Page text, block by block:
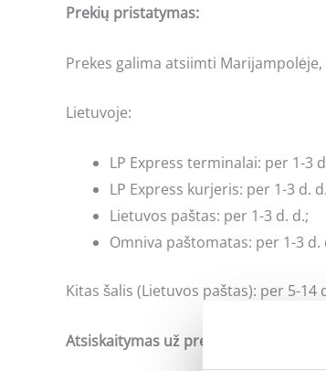
Prekių pristatymas:
Prekes galima atsiimti Marijampolėje,
Lietuvoje:
LP Express terminalai: per 1-3
LP Express kurjeris: per 1-3 d.
Lietuvos paštas: per 1-3 d. d.;
Omniva paštomatas: per 1-3 d.
Kitas šalis (Lietuvos paštas): per 5-14
Atsiskaitymas už prekes: